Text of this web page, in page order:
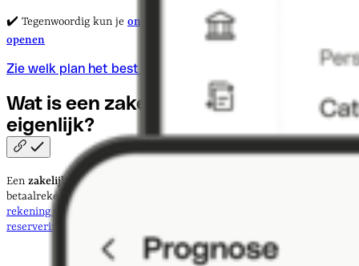
✔️ Tegenwoordig kun je online eenvoudig een zakelijke rekening
openen
Zie welk plan het best bij jou past
Wat is een zakelijke rekening
eigenlijk?
Een zakelijke rekening
betaalrekening speciaal ingericht voor ondernemers.
rekening voor alle zakelijke transacties: inkomsten, btw-
reserveringen, kosten, salarissen en meer.